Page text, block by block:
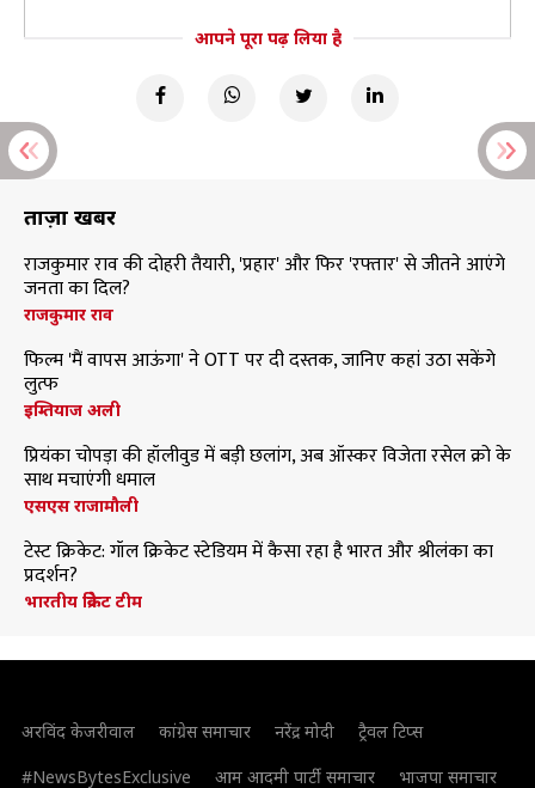
आपने पूरा पढ़ लिया है
ताज़ा खबरें
राजकुमार राव की दोहरी तैयारी, 'प्रहार' और फिर 'रफ्तार' से जीतने आएंगे
जनता का दिल?
राजकुमार राव
फिल्म 'मैं वापस आऊंगा' ने OTT पर दी दस्तक, जानिए कहां उठा सकेंगे
लुत्फ
इम्तियाज अली
प्रियंका चोपड़ा की हॉलीवुड में बड़ी छलांग, अब ऑस्कर विजेता रसेल क्रो के
साथ मचाएंगी धमाल
एसएस राजामौली
टेस्ट क्रिकेट: गॉल क्रिकेट स्टेडियम में कैसा रहा है भारत और श्रीलंका का
प्रदर्शन?
भारतीय क्रिकेट टीम
अरविंद केजरीवाल कांग्रेस समाचार नरेंद्र मोदी
ट्रैवल टिप्स
#NewsBytesExclusive
आम आदमी पार्टी समाचार भाजपा समाचार